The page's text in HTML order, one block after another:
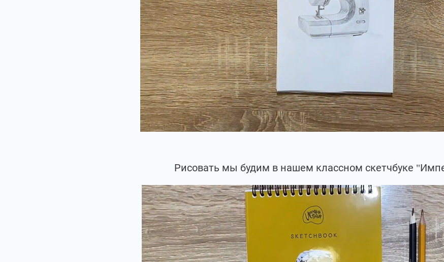
Рисовать мы будим в нашем классном скетчбуке